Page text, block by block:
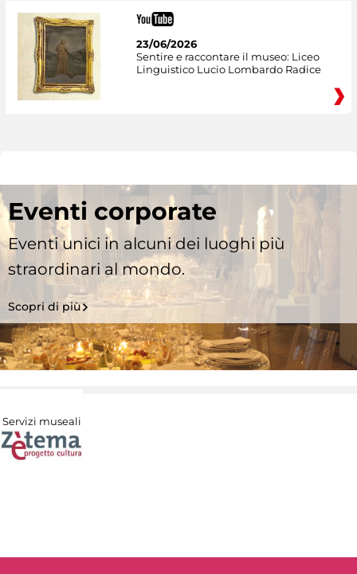
23/06/2026
Sentire e raccontare il museo: Liceo
Linguistico Lucio Lombardo Radice
Eventi corporate
Eventi unici in alcuni dei luoghi più
straordinari al mondo.
Scopri di più
Servizi museali